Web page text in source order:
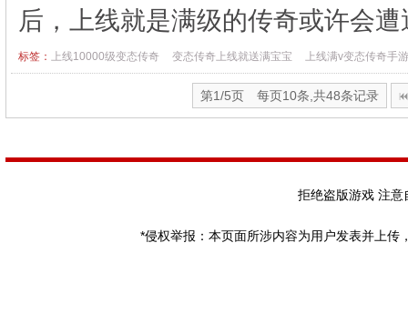
后，上线就是满级的传奇或许会
标签： 上线10000级变态传奇 变态传奇上线就送满宝宝 上线满v变态传奇手游
第1/5页 每页10条,共48条记录
拒绝盗版游戏 注
*侵权举报：本页面所涉内容为用户发表并上